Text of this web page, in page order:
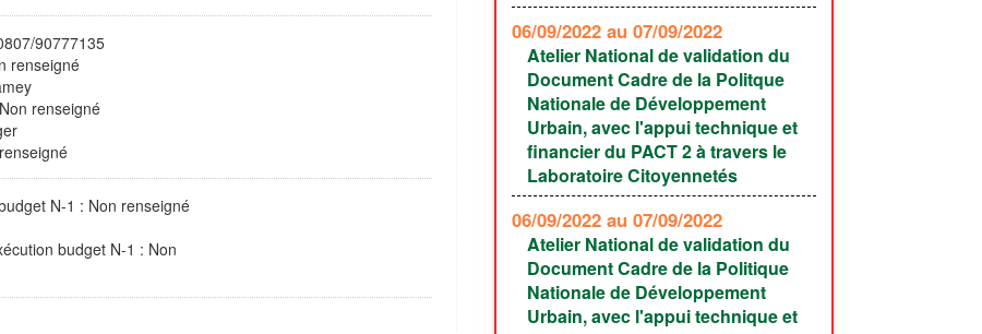
90777135
renseigné
renseigné
N-1 : Non renseigné
budget N-1 : Non
06/09/2022 au 07/09/2022
Atelier National de validation du
Document Cadre de la Politque
Nationale de Développement
Urbain, avec l'appui technique et
financier du PACT 2 à travers le
Laboratoire Citoyennetés
06/09/2022 au 07/09/2022
Atelier National de validation du
Document Cadre de la Politique
Nationale de Développement
Urbain, avec l'appui technique et